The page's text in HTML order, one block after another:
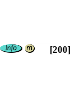
[200]